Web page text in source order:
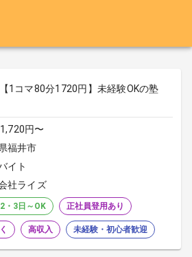
1コマ80分1720円】未経験OKの塾
円〜
福井市
イト
社ライズ
・3日～OK 正社員登用あり
高収入 未経験・初心者歓迎